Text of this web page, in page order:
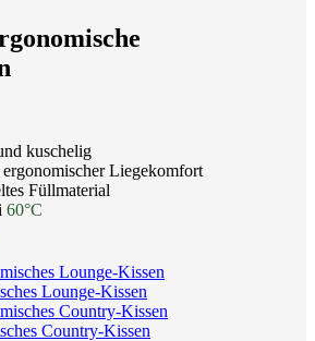
kuschelig
Liegekomfort
Füllmaterial
60°C
Lounge-Kissen
Country-Kissen